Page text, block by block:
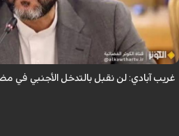
قال نائب وزير الخارجية الإيراني كاظم غريب
الأجنبي في مضيق هرمز.
غريب آبادي: لن نقبل بالتدخل الأجنبي في